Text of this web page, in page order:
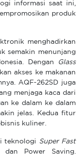
informasi saat ini,
produk
menghadirkan
semakin menunjang
Dengan
Glass
akses ke makanan
AQF-262SD juga
menjaga kaca dari
ke dalam ke dalam
jelas. Kedua fitur
kuliner.
teknologi
Super Fast
Power Saving.